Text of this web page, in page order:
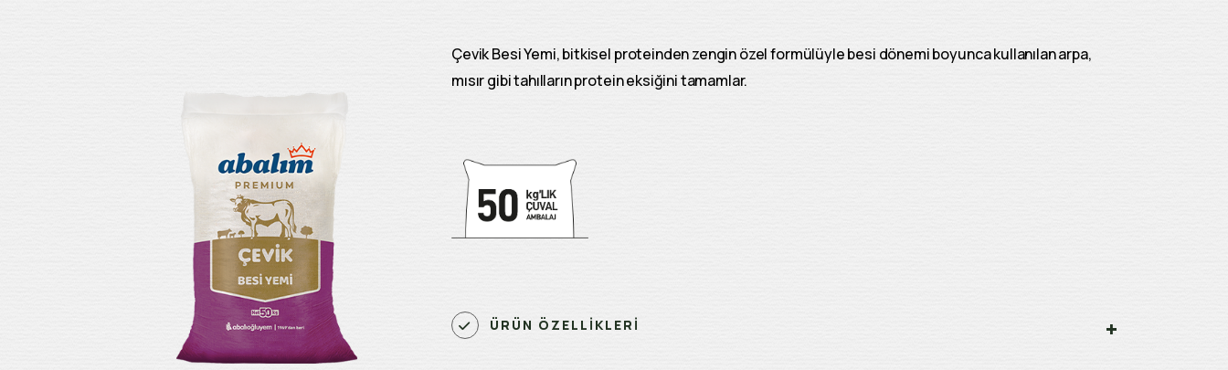
Çevik Besi Yemi, bitkisel proteinden zengin özel formülüyle besi dönemi boyunca kullanılan arpa,
mısır gibi tahılların protein eksiğini tamamlar.
ÜRÜN ÖZELLİKLERİ